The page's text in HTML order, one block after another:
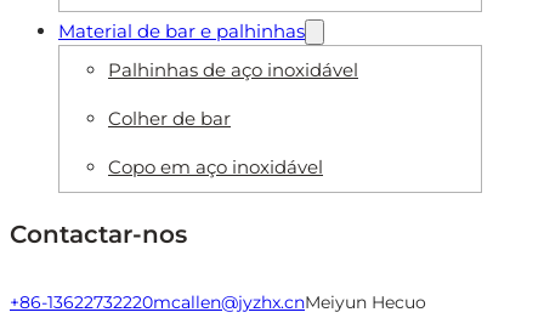
Material de bar e palhinhas
Palhinhas de aço inoxidável
Colher de bar
Copo em aço inoxidável
Contactar-nos
+86-13622732220mcallen@jyzhx.cnMeiyun Hecuo